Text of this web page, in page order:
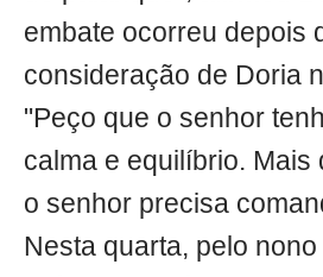
embate ocorreu depois
consideração de Doria
"Peço que o senhor
calma e equilíbrio. Mais
o senhor precisa
Nesta quarta, pelo